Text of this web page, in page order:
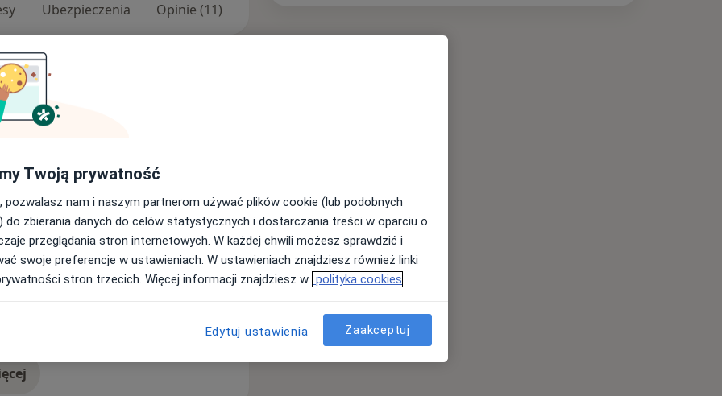
Ubezpieczenia Opinie (11)
W 2009r. ukończyła wydział
Od tego czasu swoje
w Wojewódzkim Szpitalu
opieki zdrowotnej. Swoją
szkoleniach oraz kursach
chorób wieku dziecięcego oraz
zdrowia, szczepienia
radości oraz satysfakcji. Pani doktor
chwilach lubi aktywnie
Twoją prywatność
pozwalasz nam i naszym partnerom używać plików cookie (lub podobnych
do zbierania danych do celów statystycznych i dostarczania treści w oparciu o
przeglądania stron internetowych. W każdej chwili możesz sprawdzić i
swoje preferencje w ustawieniach. W ustawieniach znajdziesz również linki
stron trzecich. Więcej informacji znajdziesz w polityka cookies
Edytuj ustawienia Zaakceptuj